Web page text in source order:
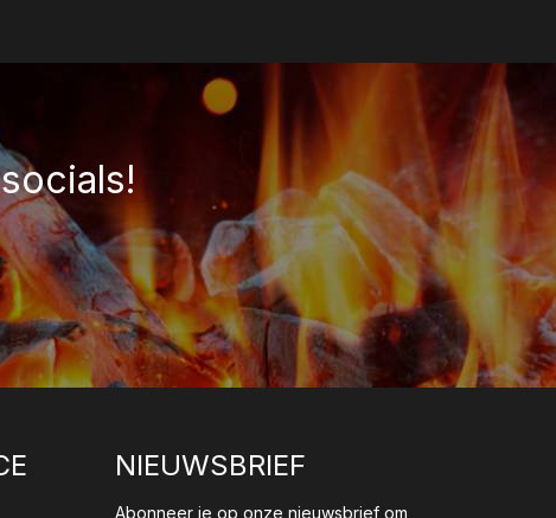
NIEUWSBRIEF
Abonneer je op onze nieuwsbrief om